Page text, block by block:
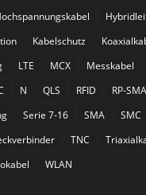
Kabelschutz
LTE MCX Messkabel
N QLS RFID RP-SMA
Serie 7-16 SMA SMC
TNC
WLAN